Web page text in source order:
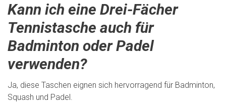
Kann ich eine Drei-Fächer
Tennistasche auch für
Badminton oder Padel
verwenden?
Ja, diese Taschen eignen sich hervorragend für Badminton,
Squash und Padel.